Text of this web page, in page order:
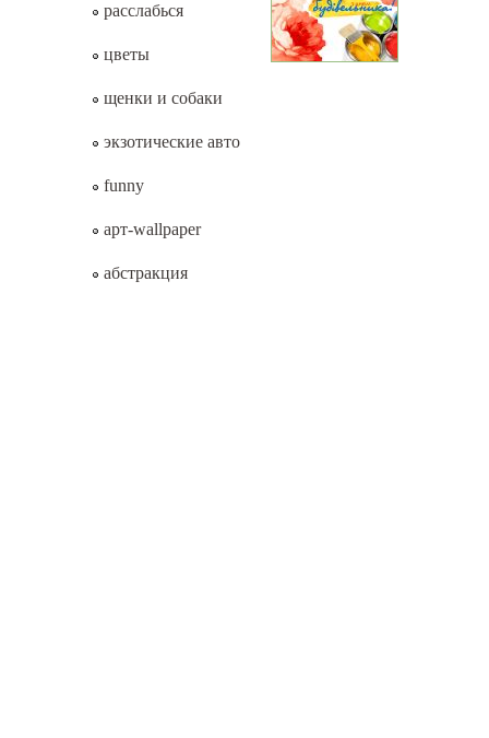
расслабься
цветы
щенки и собаки
экзотические авто
funny
арт-wallpaper
абстракция